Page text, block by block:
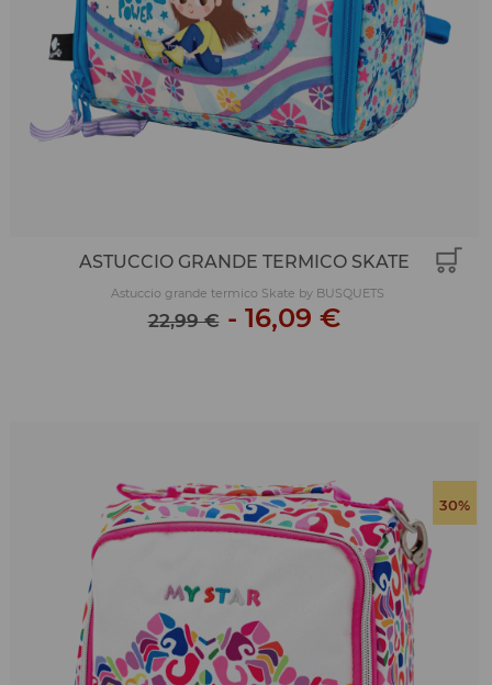
ASTUCCIO GRANDE TERMICO SKATE
Astuccio grande termico Skate by BUSQUETS
22,99 €- 16,09 €
30%